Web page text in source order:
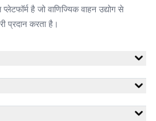
है जो वाणिज्यिक वाहन उद्योग से
प्रदान करता है।